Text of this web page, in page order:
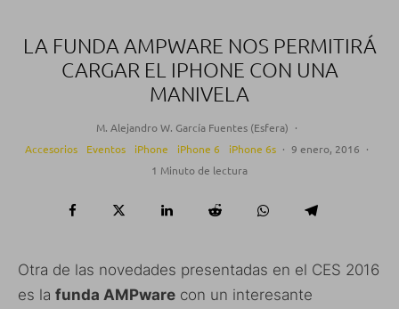
LA FUNDA AMPWARE NOS PERMITIRÁ
CARGAR EL IPHONE CON UNA
MANIVELA
M. Alejandro W. García Fuentes (Esfera) ·
Accesorios
Eventos iPhone iPhone 6 iPhone 6s · 9 enero, 2016 ·
1 Minuto de lectura
Otra de las novedades presentadas en el CES 2016
es la funda AMPware con un interesante